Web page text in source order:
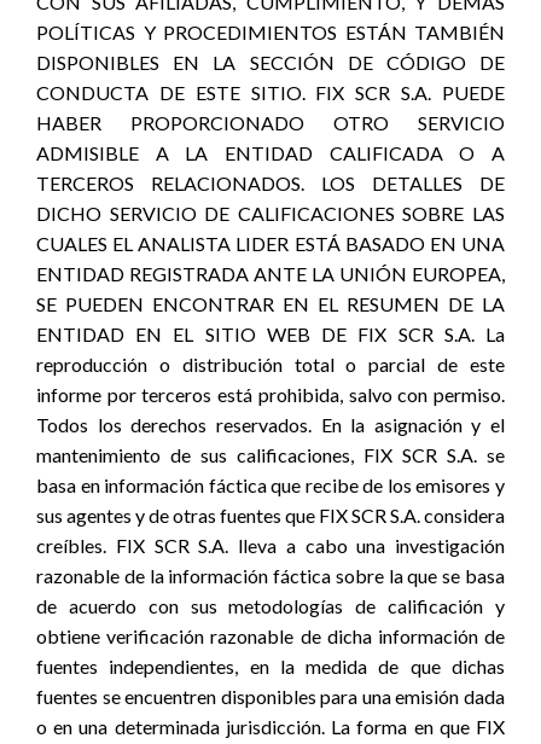
POLÍTICAS Y PROCEDIMIENTOS ESTÁN TAMBIÉN
DISPONIBLES EN LA SECCIÓN DE CÓDIGO DE
CONDUCTA DE ESTE SITIO. FIX SCR S.A. PUEDE
HABER PROPORCIONADO OTRO SERVICIO
ADMISIBLE A LA ENTIDAD CALIFICADA O A
TERCEROS RELACIONADOS. LOS DETALLES DE
DICHO SERVICIO DE CALIFICACIONES SOBRE LAS
CUALES EL ANALISTA LIDER ESTÁ BASADO EN UNA
ENTIDAD REGISTRADA ANTE LA UNIÓN EUROPEA,
SE PUEDEN ENCONTRAR EN EL RESUMEN DE LA
ENTIDAD EN EL SITIO WEB DE FIX SCR S.A. La
reproducción o distribución total o parcial de este
informe por terceros está prohibida, salvo con permiso.
Todos los derechos reservados. En la asignación y el
mantenimiento de sus calificaciones, FIX SCR S.A. se
basa en información fáctica que recibe de los emisores y
sus agentes y de otras fuentes que FIX SCR S.A. considera
creíbles. FIX SCR S.A. lleva a cabo una investigación
razonable de la información fáctica sobre la que se basa
de acuerdo con sus metodologías de calificación y
obtiene verificación razonable de dicha información de
fuentes independientes, en la medida de que dichas
fuentes se encuentren disponibles para una emisión dada
o en una determinada jurisdicción. La forma en que FIX